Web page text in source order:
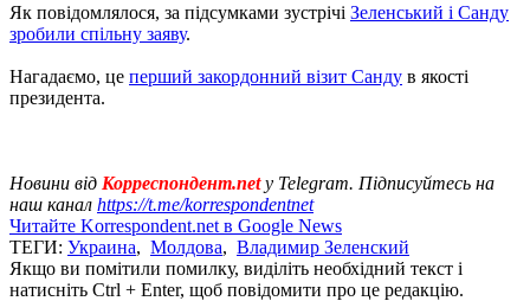
Як повідомлялося, за підсумками зустрічі Зеленський і Санду
зробили спільну заяву.
Нагадаємо, це перший закордонний візит Санду в якості
президента.
Новини від Корреспондент.netу Telegram. Підписуйтесь на
наш канал https://t.me/korrespondentnet
Читайте Korrespondent.net в Google News
ТЕГИ: Украина, Молдова, Владимир Зеленский
Якщо ви помітили помилку, виділіть необхідний текст і
натисніть Ctrl + Enter, щоб повідомити про це редакцію.